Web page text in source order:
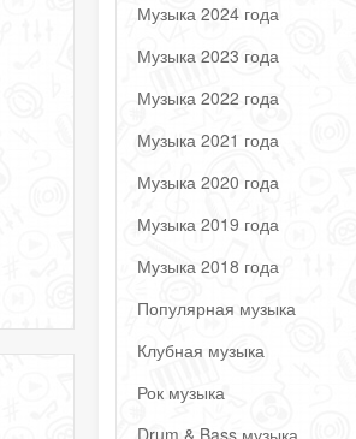
Музыка 2024 года
Музыка 2023 года
Музыка 2022 года
Музыка 2021 года
Музыка 2020 года
Музыка 2019 года
Музыка 2018 года
Популярная музыка
Клубная музыка
Рок музыка
Drum & Bass музыка